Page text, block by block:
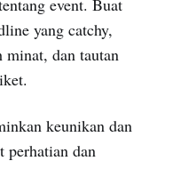
yang catchy,
minat, dan tautan
keunikan dan
perhatian dan